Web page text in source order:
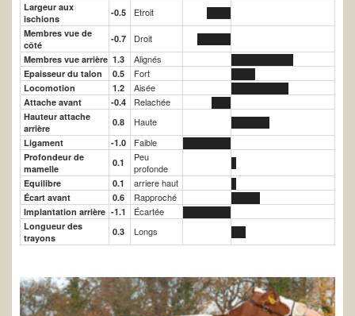
Largeur aux
ischions
-0.5 Etroit
Membres vue de
côté
-0.7 Droit
Membres vue arrière 1.3 Alignés
Epaisseur du talon 0.5 Fort
Locomotion 1.2 Aisée
Attache avant -0.4 Relachée
Hauteur attache
arrière
0.8 Haute
Ligament -1.0 Faible
Profondeur de
mamelle
0.1
Peu
profonde
Equilibre 0.1 arriere haut
Écart avant 0.6 Rapproché
Implantation arrière -1.1 Écartée
Longueur des
trayons
0.3 Longs